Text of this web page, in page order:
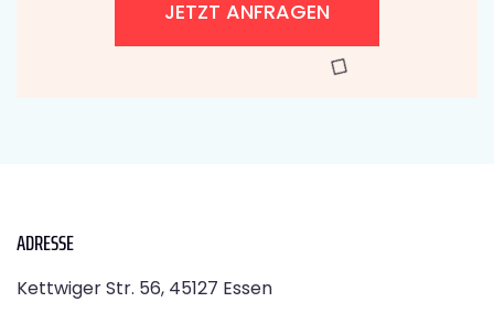
JETZT ANFRAGEN
ADRESSE
Kettwiger Str. 56, 45127 Essen